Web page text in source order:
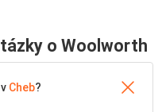
o Woolworth
Cheb?